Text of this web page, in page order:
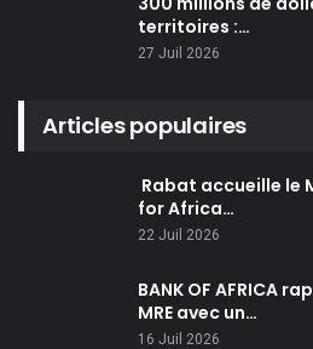
territoires :…
27 Juil 2026
Articles populaires
Rabat accueille le
for Africa…
22 Juil 2026
BANK OF AFRICA
MRE avec un…
16 Juil 2026